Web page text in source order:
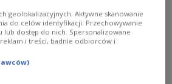
Marit Bjoergen.
sukces Justyny
geolokalizacyjnych. Aktywne skanowanie
do celów identyfikacji. Przechowywanie
lub dostęp do nich. Spersonalizowane
i treści, badnie odbiorców i